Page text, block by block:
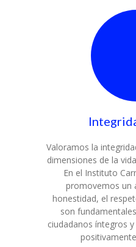
Valoramos la
dimensiones de la
En el Instituto
promovemos un
honestidad, el
son
ciudadanos íntegros